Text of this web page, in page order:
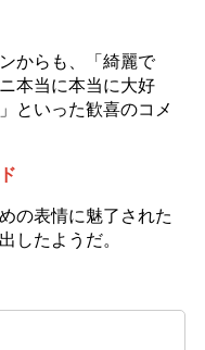
からも、「綺麗で
本当に本当に大好
といった歓喜のコメ
の表情に魅了された
したようだ。